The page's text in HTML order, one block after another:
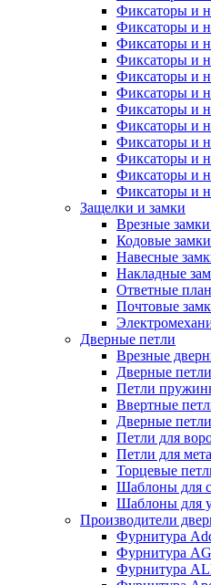
Фиксаторы и
Фиксаторы и
Фиксаторы и
Фиксаторы и
Фиксаторы и
Фиксаторы и
Фиксаторы и
Фиксаторы и
Фиксаторы и
Фиксаторы и
Фиксаторы и
Фиксаторы и
Защелки и замки
Врезные
Кодовые замки
Навесные
Накладные
Ответные
Почтовые
Дверные петли
Врезные
Дверные
Петли
Ввертные
Дверные
Петли для
Петли для
Торцевые
Шаблоны для
Шаблоны для
Производители
Фурнитура
Фурнитура
Фурнитура